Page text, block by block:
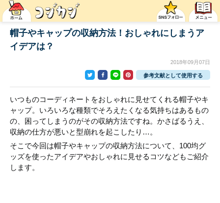
帽子やキャップの収納方法！おしゃれにしまうア
イデアは？
2018年09月07日
参考文献として使用する
いつものコーディネートをおしゃれに見せてくれる帽子やキ
ャップ。いろいろな種類でそろえたくなる気持ちはあるもの
の、困ってしまうのがその収納方法ですね。かさばるうえ、
収納の仕方が悪いと型崩れを起こしたり…。
そこで今回は帽子やキャップの収納方法について、100均グ
ッズを使ったアイデアやおしゃれに見せるコツなどもご紹介
します。